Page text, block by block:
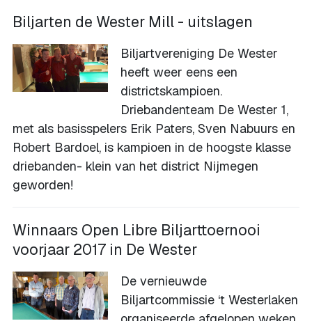
Biljarten de Wester Mill - uitslagen
Biljartvereniging De Wester
heeft weer eens een
districtskampioen.
Driebandenteam De Wester 1,
met als basisspelers Erik Paters, Sven Nabuurs en
Robert Bardoel, is kampioen in de hoogste klasse
driebanden- klein van het district Nijmegen
geworden!
Winnaars Open Libre Biljarttoernooi
voorjaar 2017 in De Wester
De vernieuwde
Biljartcommissie ‘t Westerlaken